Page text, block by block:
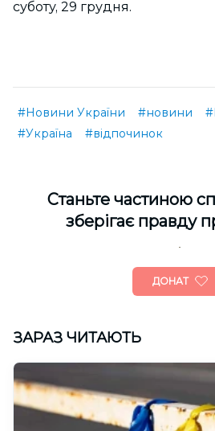
суботу, 29 грудня.
#Новини України #новини
#Україна
#відпочинок
Cтаньте частиною
зберігає правду
ДОНАТ
ЗАРАЗ ЧИТАЮТЬ